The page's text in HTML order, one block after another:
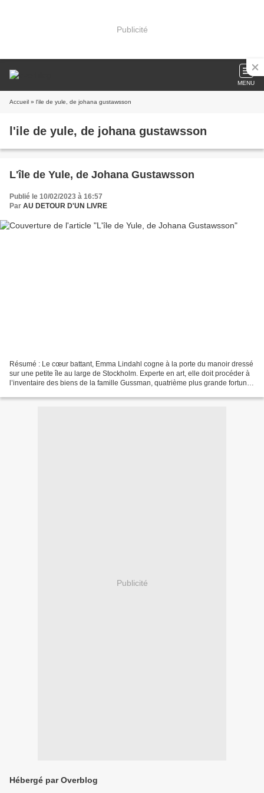
Publicité
MENU
Accueil » l'ile de yule, de johana gustawsson
l'ile de yule, de johana gustawsson
L'île de Yule, de Johana Gustawsson
Publié le 10/02/2023 à 16:57
Par AU DETOUR D'UN LIVRE
Résumé : Le cœur battant, Emma Lindahl cogne à la porte du manoir dressé
sur une petite île au large de Stockholm. Experte en art, elle doit procéder à
l’inventaire des biens de la famille Gussman, quatrième plus grande fortune
Publicité
Hébergé par Overblog